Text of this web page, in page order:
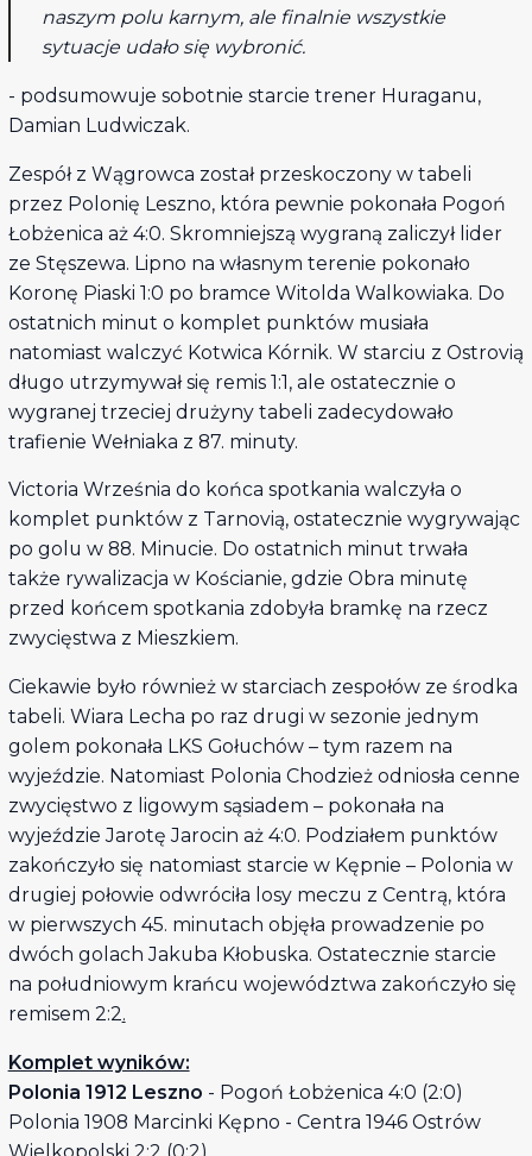
naszym polu karnym, ale finalnie wszystkie
sytuacje udało się wybronić.
- podsumowuje sobotnie starcie trener Huraganu,
Damian Ludwiczak.
Zespół z Wągrowca został przeskoczony w tabeli
przez Polonię Leszno, która pewnie pokonała Pogoń
Łobżenica aż 4:0. Skromniejszą wygraną zaliczył lider
ze Stęszewa. Lipno na własnym terenie pokonało
Koronę Piaski 1:0 po bramce Witolda Walkowiaka. Do
ostatnich minut o komplet punktów musiała
natomiast walczyć Kotwica Kórnik. W starciu z Ostrovią
długo utrzymywał się remis 1:1, ale ostatecznie o
wygranej trzeciej drużyny tabeli zadecydowało
trafienie Wełniaka z 87. minuty.
Victoria Września do końca spotkania walczyła o
komplet punktów z Tarnovią, ostatecznie wygrywając
po golu w 88. Minucie. Do ostatnich minut trwała
także rywalizacja w Kościanie, gdzie Obra minutę
przed końcem spotkania zdobyła bramkę na rzecz
zwycięstwa z Mieszkiem.
Ciekawie było również w starciach zespołów ze środka
tabeli. Wiara Lecha po raz drugi w sezonie jednym
golem pokonała LKS Gołuchów – tym razem na
wyjeździe. Natomiast Polonia Chodzież odniosła cenne
zwycięstwo z ligowym sąsiadem – pokonała na
wyjeździe Jarotę Jarocin aż 4:0. Podziałem punktów
zakończyło się natomiast starcie w Kępnie – Polonia w
drugiej połowie odwróciła losy meczu z Centrą, która
w pierwszych 45. minutach objęła prowadzenie po
dwóch golach Jakuba Kłobuska. Ostatecznie starcie
na południowym krańcu województwa zakończyło się
remisem 2:2.
Komplet wyników:
Polonia 1912 Leszno - Pogoń Łobżenica 4:0 (2:0)
Polonia 1908 Marcinki Kępno - Centra 1946 Ostrów